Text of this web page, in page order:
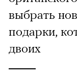
выбрать
подарки,
двоих